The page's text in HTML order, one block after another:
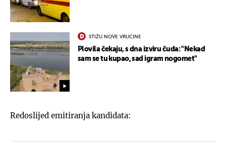
STIŽU NOVE VRUĆINE
Plovila čekaju, s dna izviru čuda: "Nekad
sam se tu kupao, sad igram nogomet"
Redoslijed emitiranja kandidata: